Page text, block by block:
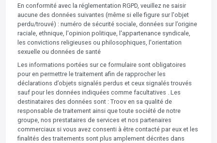
En conformité avec la réglementation RGPD, veuillez ne saisir
aucune des données suivantes (même si elle figure sur l'objet
perdu/trouvé) : numéro de sécurité sociale, données sur l’origine
raciale, ethnique, l'opinion politique, l'appartenance syndicale,
les convictions religieuses ou philosophiques, l'orientation
sexuelle ou données de santé
Les informations portées sur ce formulaire sont obligatoires
pour en permettre le traitement afin de rapprocher les
déclarations d’objets signalés perdus et ceux signalés trouvés
sauf pour les données indiquées comme facultatives . Les
destinataires des données sont : Troov en sa qualité de
responsable de traitement ainsi que toute société de notre
groupe, nos prestataires de services et nos partenaires
commerciaux si vous avez consenti à être contacté par eux et les
finalités des traitements sont plus amplement décrites dans